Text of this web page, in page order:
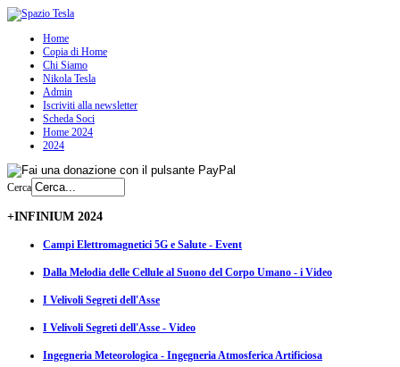
Home
Copia di Home
Chi Siamo
Nikola Tesla
Admin
Iscriviti alla newsletter
Scheda Soci
Home 2024
2024
Cerca
+INFINIUM 2024
Campi Elettromagnetici 5G e Salute - Event
Dalla Melodia delle Cellule al Suono del Corpo Umano - i Video
I Velivoli Segreti dell'Asse
I Velivoli Segreti dell'Asse - Video
Ingegneria Meteorologica - Ingegneria Atmosferica Artificiosa